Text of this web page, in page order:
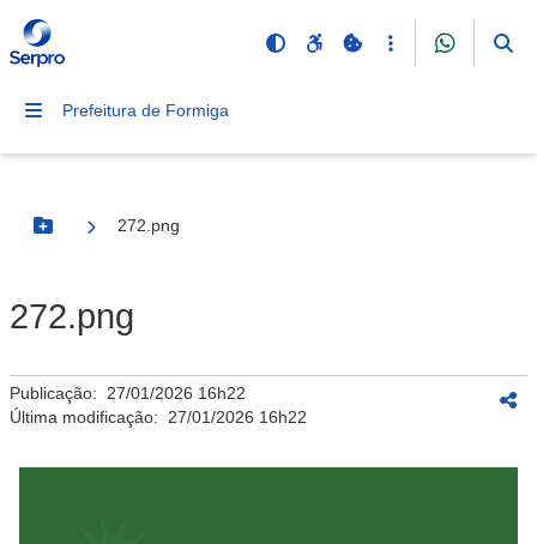
Prefeitura de Formiga
Botão Menu
272.png
272.png
Publicação: 27/01/2026 16h22
Última modificação: 27/01/2026 16h22